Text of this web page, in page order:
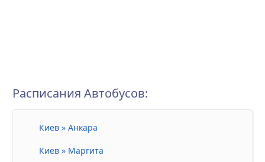
Расписания Автобусов:
Киев » Анкара
Киев » Маргита